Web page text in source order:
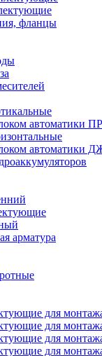
фланцы
автоматики
автоматики
арматура
для
для
для
для